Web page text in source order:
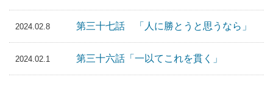
2024.02.8 第三十七話 「人に勝とうと思うなら」
2024.02.1 第三十六話「一以てこれを貫く」